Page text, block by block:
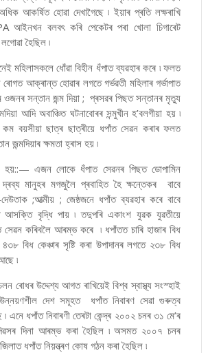
আকৰ্ষিত হোৱা দেখাগৈছে ৷ ইয়াৰ প্ৰতি লক্ষৰাখি
বলবৎ কৰি পেকেটৰ পৰা খোলা চিগাৰেট
হৈছিল ৷
মহিলাসকলে ধোঁৱা বিহীন ধঁপাত ব্যৱহাৰ কৰে ৷ ফলত
আক্ৰান্ত হোৱাৰ লগতে গৰ্ভৱতী মহিলাৰ গৰ্ভাপাত
ওজনৰ সন্তান জন্ম দিয়া ; প্ৰসৱৰ পিছত সন্তানৰ মৃত্যু
আদি অবাঞ্চিত ঘটনাবোৰৰ সন্মুখীন হ’বলগীয়া হয় ৷
বয়সীয়া ছাত্ৰ ছাত্ৰীয়ে ধপাঁত সেৱন কৰাৰ ফলত
জন্মদিয়াৰ ক্ষমতা হ্ৰাস হয় ৷
এজন লোকে ধঁপাত সেৱনৰ পিছত ডোপামিন
মানুহৰ মগজুলৈ প্ৰবাহিত হৈ ক্ষন্তেকৰ বাবে
;আত্মীয় ; জেষ্ঠজনে ধপাঁত ব্যৱহাৰ কৰে বাবে
আসক্তি বৃদ্ধি পায় ৷ তদুপৰি একাংশ যুৱক যুৱতীয়ে
কৰিবলৈ আৰম্ভ কৰে ৷ ধপাঁতত চাৰি হাজাৰ বিধ
বিধ কেঞ্চাৰ সৃষ্টি কৰা উপাদানৰ লগতে ২৩৮ বিধ
৷
ৰোধৰ উদ্দেশ্য আগত ৰাখিয়েই বিশ্ব স্বাস্থ্য সংস্হাই
দেশ সমূহত ধপাঁত নিবাৰণ সেৱা গুৰুত্ব
এনে ধপাঁত নিবাৰণী তেৰটা কেন্দ্ৰ ২০০২ চনৰ ৩১ মে’ৰ
দিৱসৰ দিনা আৰম্ভ কৰা হৈছিল ৷ অসমত ২০০৭ চনৰ
ধপাঁত নিয়ন্ত্ৰণ কোষ গঠন কৰা হৈছিল ৷